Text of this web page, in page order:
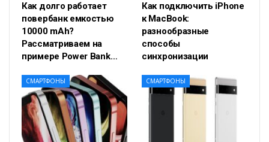
Как долго работает
повербанк емкостью
10000 mAh?
Рассматриваем на
примере Power Bank…
Как подключить iPhone
к MacBook:
разнообразные
способы
синхронизации
СМАРТФОНЫ СМАРТФОНЫ